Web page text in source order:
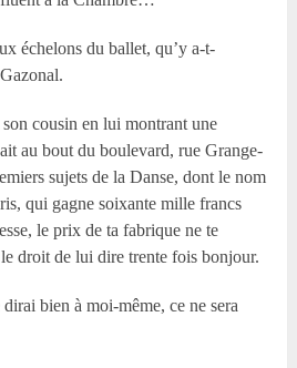
échelons du ballet, qu’y a-t-
cousin en lui montrant une
au bout du boulevard, rue Grange-
sujets de la Danse, dont le nom
qui gagne soixante mille francs
le prix de ta fabrique ne te
droit de lui dire trente fois bonjour.
bien à moi-même, ce ne sera